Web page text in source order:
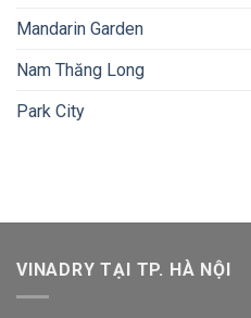
Mandarin Garden
Nam Thăng Long
Park City
VINADRY TẠI TP. HÀ NỘI